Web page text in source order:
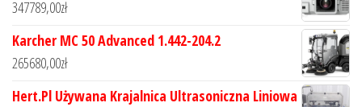
347789,00zł
Karcher MC 50 Advanced 1.442-204.2
265680,00zł
Hert.Pl Używana Krajalnica Ultrasoniczna Liniowa